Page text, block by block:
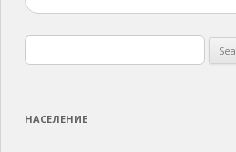
for:
НАСЕЛЕНИЕ